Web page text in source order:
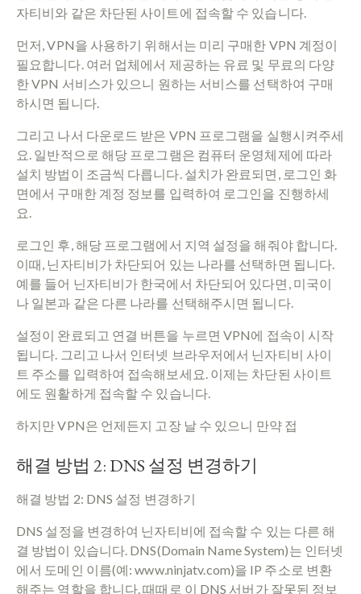
자티비와 같은 차단된 사이트에 접속할 수 있습니다.
먼저, VPN을 사용하기 위해서는 미리 구매한 VPN 계정이
필요합니다. 여러 업체에서 제공하는 유료 및 무료의 다양
한 VPN 서비스가 있으니 원하는 서비스를 선택하여 구매
하시면 됩니다.
그리고 나서 다운로드 받은 VPN 프로그램을 실행시켜주세
요. 일반적으로 해당 프로그램은 컴퓨터 운영체제에 따라
설치 방법이 조금씩 다릅니다. 설치가 완료되면, 로그인 화
면에서 구매한 계정 정보를 입력하여 로그인을 진행하세
요.
로그인 후, 해당 프로그램에서 지역 설정을 해줘야 합니다.
이때, 닌자티비가 차단되어 있는 나라를 선택하면 됩니다.
예를 들어 닌자티비가 한국에서 차단되어 있다면, 미국이
나 일본과 같은 다른 나라를 선택해주시면 됩니다.
설정이 완료되고 연결 버튼을 누르면 VPN에 접속이 시작
됩니다. 그리고 나서 인터넷 브라우저에서 닌자티비 사이
트 주소를 입력하여 접속해보세요. 이제는 차단된 사이트
에도 원활하게 접속할 수 있습니다.
하지만 VPN은 언제든지 고장 날 수 있으니 만약 접
해결 방법 2: DNS 설정 변경하기
해결 방법 2: DNS 설정 변경하기
DNS 설정을 변경하여 닌자티비에 접속할 수 있는 다른 해
결 방법이 있습니다. DNS(Domain Name System)는 인터넷
에서 도메인 이름(예: www.ninjatv.com)을 IP 주소로 변환
해주는 역할을 합니다. 때때로 이 DNS 서버가 잘못된 정보